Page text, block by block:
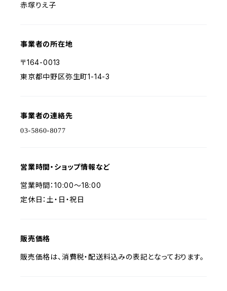
赤塚りえ子
事業者の所在地
〒164-0013
東京都中野区弥生町1-14-3
事業者の連絡先
営業時間・ショップ情報など
営業時間：10:00〜18:00
定休日：土・日・祝日
販売価格
販売価格は、消費税・配送料込みの表記となっております。